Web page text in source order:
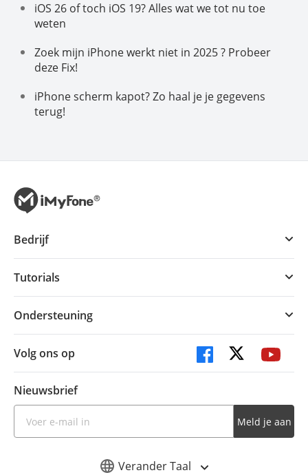
iOS 26 of toch iOS 19? Alles wat we tot nu toe
weten
Zoek mijn iPhone werkt niet in 2025 ? Probeer
deze Fix!
iPhone scherm kapot? Zo haal je je gegevens
terug!
Verander Taal
Bedrijf
Tutorials
Ondersteuning
Volg ons op
Nieuwsbrief
Meld je aan